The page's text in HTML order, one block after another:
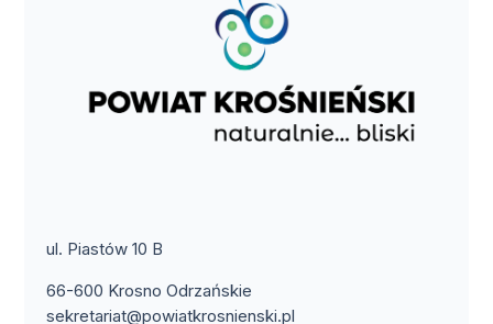
ul. Piastów 10 B
66-600 Krosno Odrzańskie
sekretariat@powiatkrosnienski.pl